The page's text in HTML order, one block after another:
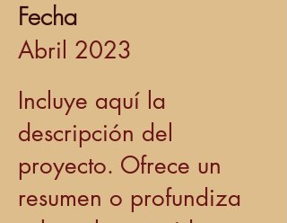
Fecha
Abril 2023
Incluye aquí la
descripción del
proyecto. Ofrece un
resumen o profundiza